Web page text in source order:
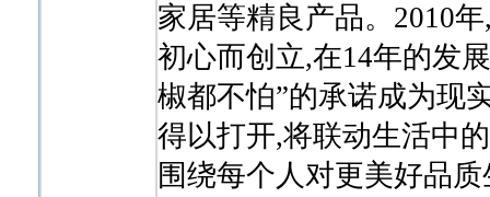
家居等精良产品。2010
初心而创立,在14年的发
椒都不怕”的承诺成为现
得以打开,将联动生活中
围绕每个人对更美好品